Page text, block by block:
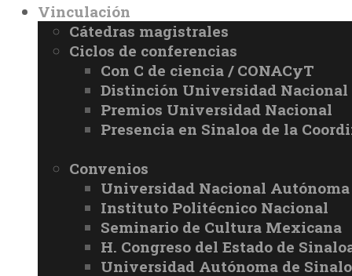
Vinculación
Cátedras magistrales
Ciclos de conferencias
Con C de ciencia / CONACyT
Distinción Universidad Nacional
Premios Universidad Nacional
Presencia en Sinaloa de la
Convenios
Universidad Nacional
Instituto Politécnico Nacional
Seminario de Cultura Mexicana
H. Congreso del Estado de
Universidad Autónoma de